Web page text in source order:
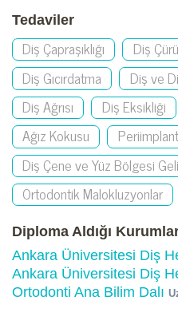
Tedaviler
Diş Çapraşıklığı
Diş
Diş Gıcırdatma
Diş ve
Diş Ağrısı
Diş Eksikliği
Ağız Kokusu
Diş Çene ve Yüz Bölgesi
Ortodontik Malokluzyonlar
Diploma Aldığı
Ankara Üniversitesi Diş
Ankara Üniversitesi Diş
Ortodonti Ana Bilim Dalı